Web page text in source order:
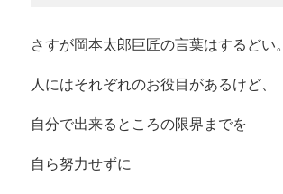
さすが岡本太郎巨匠の言葉はするどい。
人にはそれぞれのお役目があるけど、
自分で出来るところの限界までを
自ら努力せずに